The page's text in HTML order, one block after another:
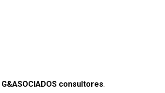
G&ASOCIADOS consultores.